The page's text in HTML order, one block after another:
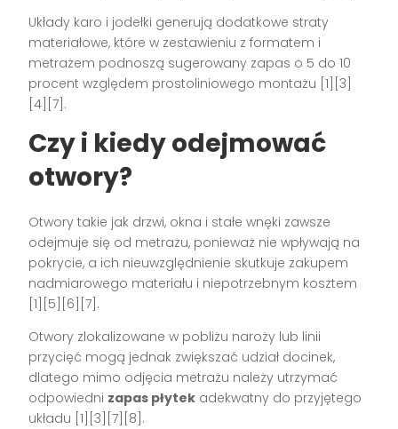
Układy karo i jodełki generują dodatkowe straty
materiałowe, które w zestawieniu z formatem i
metrażem podnoszą sugerowany zapas o 5 do 10
procent względem prostoliniowego montażu [1][3]
[4][7].
Czy i kiedy odejmować
otwory?
Otwory takie jak drzwi, okna i stałe wnęki zawsze
odejmuje się od metrażu, ponieważ nie wpływają na
pokrycie, a ich nieuwzględnienie skutkuje zakupem
nadmiarowego materiału i niepotrzebnym kosztem
[1][5][6][7].
Otwory zlokalizowane w pobliżu naroży lub linii
przycięć mogą jednak zwiększać udział docinek,
dlatego mimo odjęcia metrażu należy utrzymać
odpowiedni zapas płytek adekwatny do przyjętego
układu [1][3][7][8].